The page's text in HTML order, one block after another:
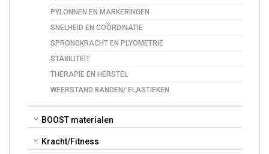
PYLONNEN EN MARKERINGEN
SNELHEID EN COÖRDINATIE
SPRONGKRACHT EN PLYOMETRIE
STABILITEIT
THERAPIE EN HERSTEL
WEERSTAND BANDEN/ ELASTIEKEN
BOOST materialen
Kracht/Fitness